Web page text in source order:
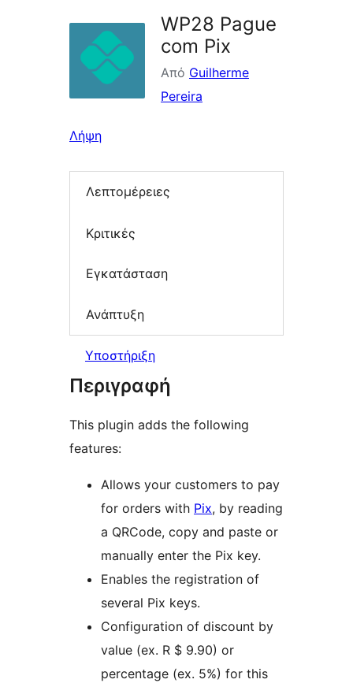
WP28 Pague
com Pix
Από Guilherme
Pereira
Λήψη
Λεπτομέρειες
Κριτικές
Εγκατάσταση
Ανάπτυξη
Υποστήριξη
Περιγραφή
This plugin adds the following
features:
Allows your customers to pay
for orders with Pix, by reading
a QRCode, copy and paste or
manually enter the Pix key.
Enables the registration of
several Pix keys.
Configuration of discount by
value (ex. R $ 9.90) or
percentage (ex. 5%) for this